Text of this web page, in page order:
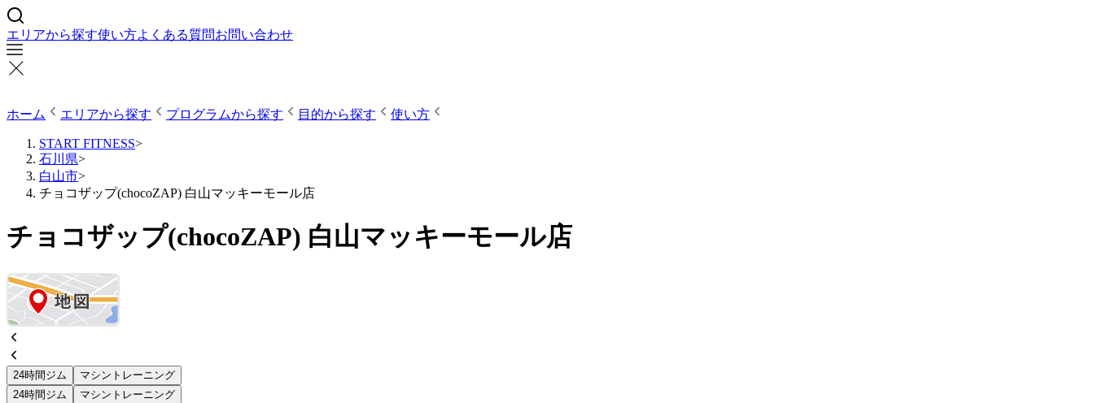
エリアから探す使い方よくある質問お問い合わせ
ホーム エリアから探す プログラムから探す 目的から探す 使い方
START FITNESS>
石川県>
白山市>
チョコザップ(chocoZAP) 白山マッキーモール店
チョコザップ(chocoZAP) 白山マッキーモール店
24時間ジム
マシントレーニング
24時間ジム
マシントレーニング